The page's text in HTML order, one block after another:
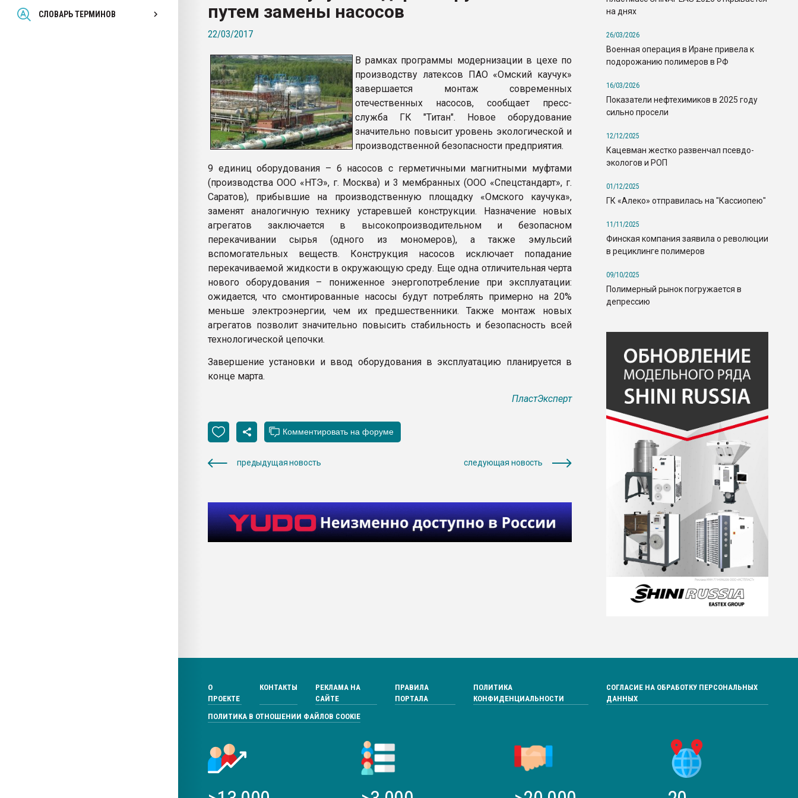
СЛОВАРЬ ТЕРМИНОВ
Всё, что касается выдува ПЭТ
бутылок
ПЕРЕЙТИ НА ФОРУМ
путем замены насосов
22/03/2017
В рамках программы модернизации в цехе по
производству латексов ПАО «Омский каучук»
завершается монтаж современных
отечественных насосов, сообщает пресс-
служба ГК "Титан". Новое оборудование
значительно повысит уровень экологической и
производственной безопасности предприятия.
9 единиц оборудования – 6 насосов с герметичными магнитными муфтами
(производства ООО «НТЭ», г. Москва) и 3 мембранных (ООО «Спецстандарт», г.
Саратов), прибывшие на производственную площадку «Омского каучука»,
заменят аналогичную технику устаревшей конструкции. Назначение новых
агрегатов заключается в высокопроизводительном и безопасном
перекачивании сырья (одного из мономеров), а также эмульсий
вспомогательных веществ. Конструкция насосов исключает попадание
перекачиваемой жидкости в окружающую среду. Еще одна отличительная черта
нового оборудования – пониженное энергопотребление при эксплуатации:
ожидается, что смонтированные насосы будут потреблять примерно на 20%
меньше электроэнергии, чем их предшественники. Также монтаж новых
агрегатов позволит значительно повысить стабильность и безопасность всей
технологической цепочки.
Завершение установки и ввод оборудования в эксплуатацию планируется в
конце марта.
ПластЭксперт
предыдущая новость следующая новость
на днях
26/03/2026
Военная операция в Иране привела к
подорожанию полимеров в РФ
16/03/2026
Показатели нефтехимиков в 2025 году
сильно просели
12/12/2025
Кацевман жестко развенчал псевдо-
экологов и РОП
01/12/2025
ГК «Алеко» отправилась на "Кассиопею"
11/11/2025
Финская компания заявила о революции
в рециклинге полимеров
09/10/2025
Полимерный рынок погружается в
депрессию
О
ПРОЕКТЕ
КОНТАКТЫ
РЕКЛАМА НА
САЙТЕ
ПРАВИЛА
ПОРТАЛА
ПОЛИТИКА
КОНФИДЕНЦИАЛЬНОСТИ
СОГЛАСИЕ НА ОБРАБОТКУ ПЕРСОНАЛЬНЫХ
ДАННЫХ
ПОЛИТИКА В ОТНОШЕНИИ ФАЙЛОВ COOKIE